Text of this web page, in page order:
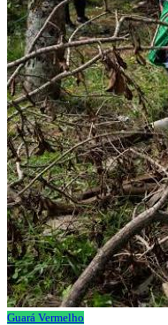
Guará Vermelho